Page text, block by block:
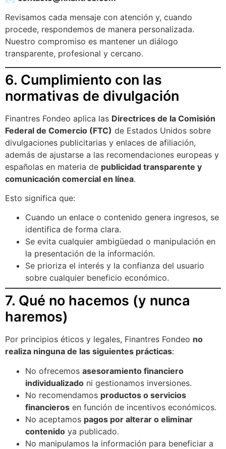
Revisamos cada mensaje con atención y, cuando
procede, respondemos de manera personalizada.
Nuestro compromiso es mantener un diálogo
transparente, profesional y cercano.
6. Cumplimiento con las
normativas de divulgación
Finantres Fondeo aplica las Directrices de la Comisión
Federal de Comercio (FTC) de Estados Unidos sobre
divulgaciones publicitarias y enlaces de afiliación,
además de ajustarse a las recomendaciones europeas y
españolas en materia de publicidad transparente y
comunicación comercial en línea.
Esto significa que:
Cuando un enlace o contenido genera ingresos, se
identifica de forma clara.
Se evita cualquier ambigüedad o manipulación en
la presentación de la información.
Se prioriza el interés y la confianza del usuario
sobre cualquier beneficio económico.
7. Qué no hacemos (y nunca
haremos)
Por principios éticos y legales, Finantres Fondeo no
realiza ninguna de las siguientes prácticas:
No ofrecemos asesoramiento financiero
individualizado ni gestionamos inversiones.
No recomendamos productos o servicios
financieros en función de incentivos económicos.
No aceptamos pagos por alterar o eliminar
contenido ya publicado.
No manipulamos la información para beneficiar a